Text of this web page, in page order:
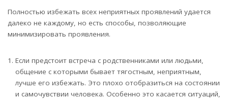
Полностью избежать всех неприятных проявлений удается
далеко не каждому, но есть способы, позволяющие
минимизировать проявления.
Если предстоит встреча с родственниками или людьми,
общение с которыми бывает тягостным, неприятным,
лучше его избежать. Это плохо отобразиться на состоянии
и самочувствии человека. Особенно это касается ситуаций,